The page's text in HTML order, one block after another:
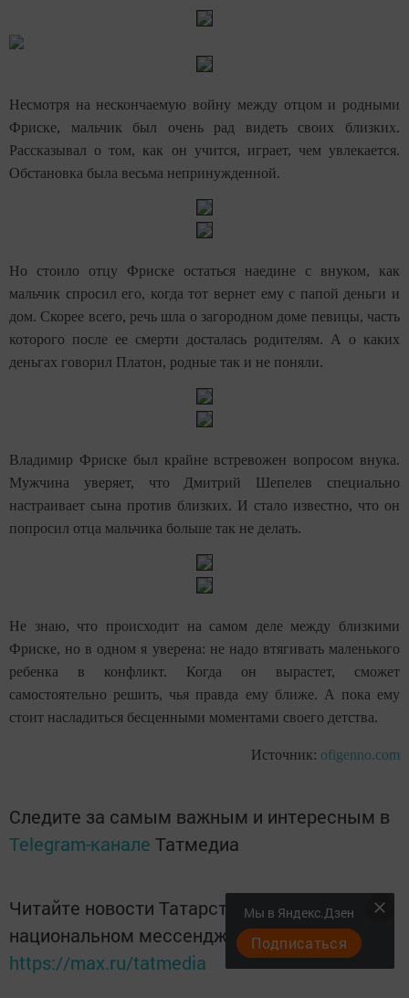
Несмотря на нескончаемую войну между отцом и родными
Фриске, мальчик был очень рад видеть своих близких.
Рассказывал о том, как он учится, играет, чем увлекается.
Обстановка была весьма непринужденной.
Но стоило отцу Фриске остаться наедине с внуком, как
мальчик спросил его, когда тот вернет ему с папой деньги и
дом. Скорее всего, речь шла о загородном доме певицы, часть
которого после ее смерти досталась родителям. А о каких
деньгах говорил Платон, родные так и не поняли.
Владимир Фриске был крайне встревожен вопросом внука.
Мужчина уверяет, что Дмитрий Шепелев специально
настраивает сына против близких. И стало известно, что он
попросил отца мальчика больше так не делать.
Не знаю, что происходит на самом деле между близкими
Фриске, но в одном я уверена: не надо втягивать маленького
ребенка в конфликт. Когда он вырастет, сможет
самостоятельно решить, чья правда ему ближе. А пока ему
стоит насладиться бесценными моментами своего детства.
Источник: ofigenno.com
Следите за самым важным и интересным в
Telegram-канале Татмедиа
Читайте новости Татарстана в
национальном мессенджере MАХ:
https://max.ru/tatmedia
Мы в Яндекс.Дзен
Подписаться